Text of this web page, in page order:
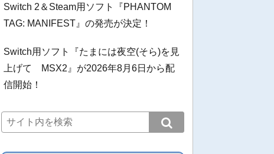
Switch 2＆Steam用ソフト『PHANTOM
TAG: MANIFEST』の発売が決定！
Switch用ソフト『たまには夜空(そら)を見
上げて MSX2』が2026年8月6日から配
信開始！